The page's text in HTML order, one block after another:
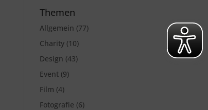
Themen
Allgemein (77)
Charity(10)
Design (43)
Event(9)
Film (4)
Fotografie (6)